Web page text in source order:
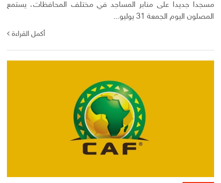
مسجدا جديدا على منابر المساجد في مختلف المحافظات، يستمع
المصلون اليوم الجمعة 31 يوليو...
أكمل القراءة